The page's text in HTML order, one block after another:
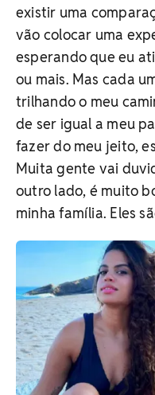
existir uma
vão colocar uma
esperando que eu
ou mais. Mas cada
trilhando o meu
de ser igual a meu
fazer do meu jeito,
Muita gente vai
outro lado, é muito
minha família. Eles